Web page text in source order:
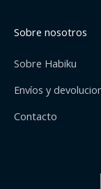
Sobre nosotros
Sobre Habiku
Envíos y
Contacto